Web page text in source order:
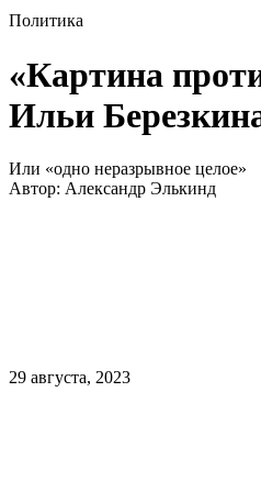
Политика
«Картина
Ильи
Или «одно неразрывное целое»
Автор: Александр Элькинд
29 августа, 2023